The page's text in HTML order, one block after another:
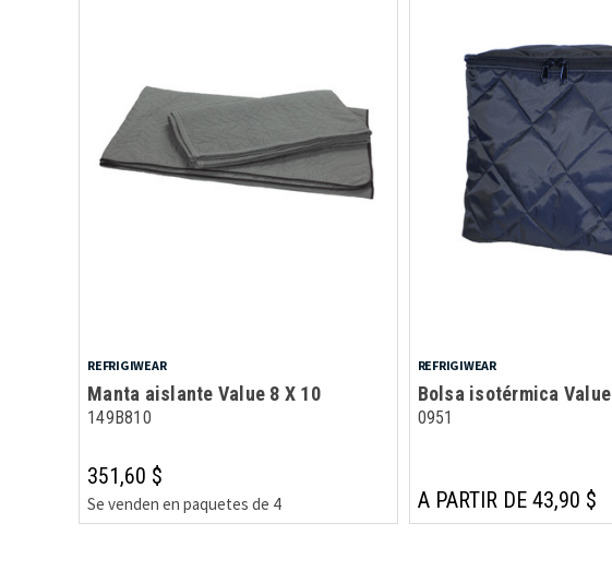
REFRIGIWEAR
Manta aislante Value 8 X 10
149B810
351,60 $
Se venden en paquetes de 4
REFRIGIWEAR
Bolsa isotérmica Value
0951
A PARTIR DE 43,90 $